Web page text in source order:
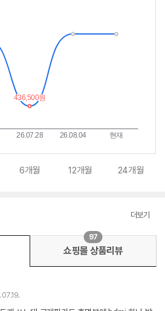
6개월 12개월 24개월
더보기
쇼핑몰 상품리뷰
97